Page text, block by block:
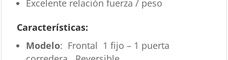
Excelente relación fuerza / peso
Características:
Modelo: Frontal 1 fijo – 1 puerta